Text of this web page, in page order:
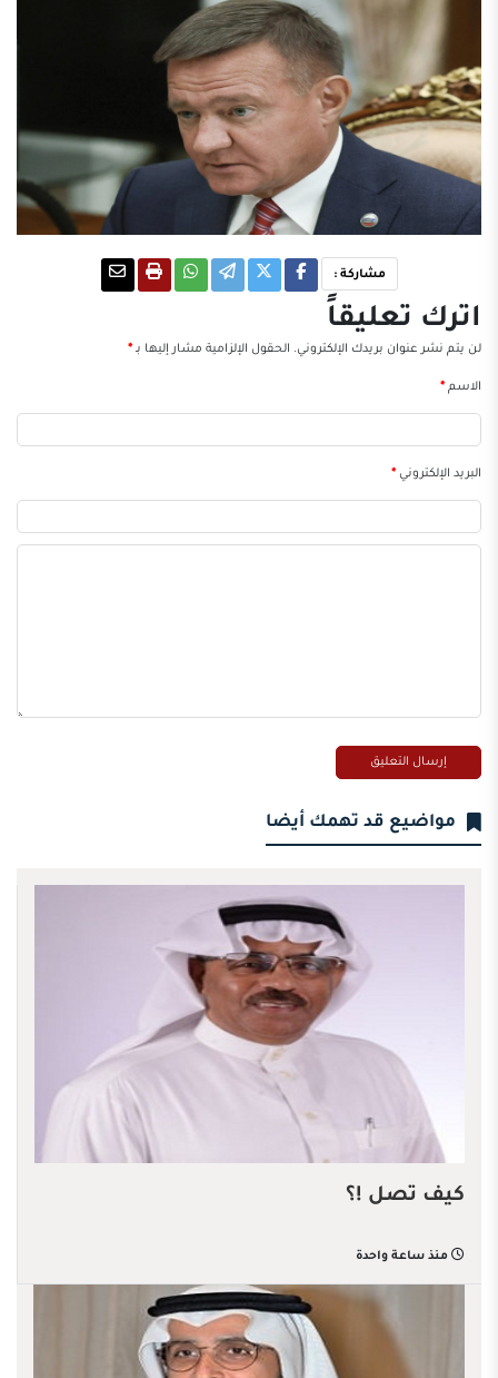
مشاركة :
اترك تعليقاً
لن يتم نشر عنوان بريدك الإلكتروني. الحقول الإلزامية مشار إليها بـ*
الاسم*
البريد الإلكتروني*
مواضيع قد تهمك أيضا
كيف تصل !؟
منذ ساعة واحدة